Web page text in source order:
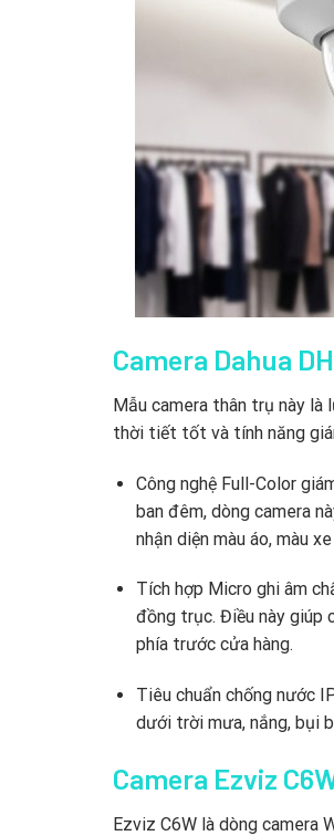
Camera Dahua
Mẫu camera thân trụ này
thời tiết tốt và tính năng
Công nghệ Full-Color
ban đêm,dòng camera
nhận diện màu áo,màu xe
Tích hợp Micro ghi âm
đồng trục. Điều này giúp
phía trước cửa hàng.
Tiêu chuẩn chống nước
dưới trời mưa,nắng,bụi
Camera Ezviz
Ezviz C6W là dòng camera